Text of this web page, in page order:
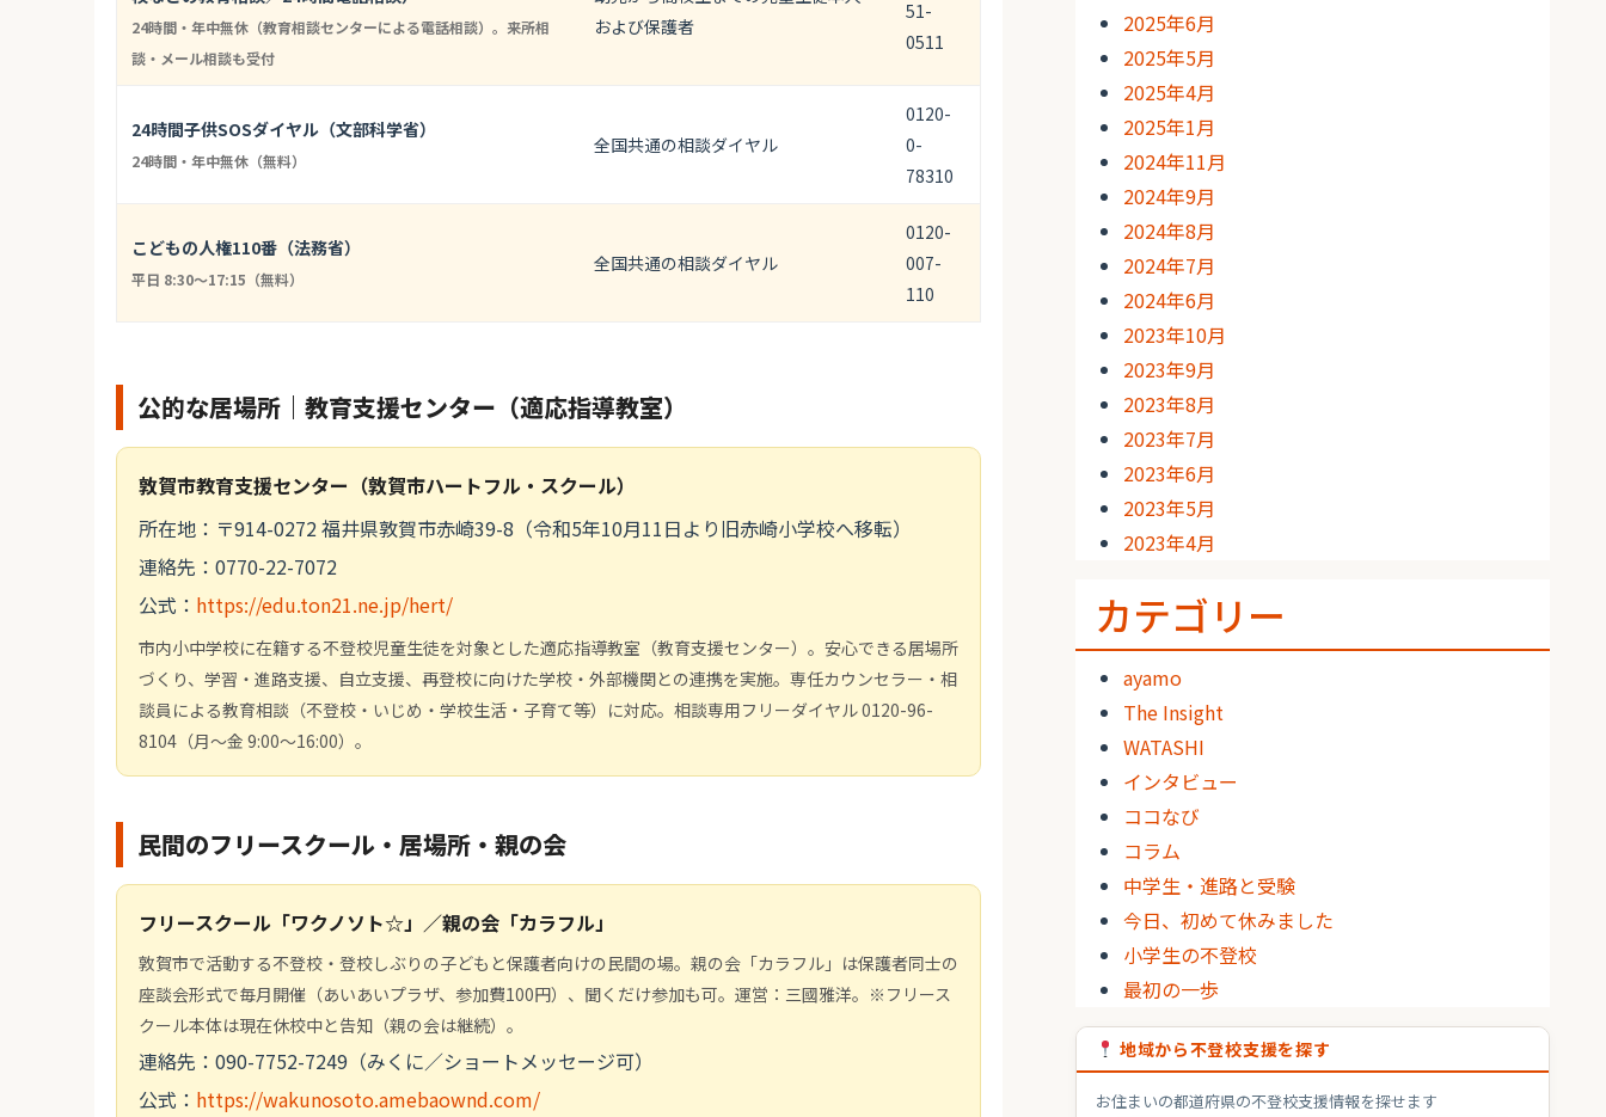
24時間・年中無休（教育相談センターによる電話相談）。来所相
談・メール相談も受付
および保護者
51-
0511
24時間子供SOSダイヤル（文部科学省）
24時間・年中無休（無料）
全国共通の相談ダイヤル
0120-
0-
78310
こどもの人権110番（法務省）
平日 8:30〜17:15（無料）
全国共通の相談ダイヤル
0120-
007-
110
公的な居場所｜教育支援センター（適応指導教室）
敦賀市教育支援センター（敦賀市ハートフル・スクール）
所在地：〒914-0272 福井県敦賀市赤崎39-8（令和5年10月11日より旧赤崎小学校へ移転）
連絡先：0770-22-7072
公式： https://edu.ton21.ne.jp/hert/
市内小中学校に在籍する不登校児童生徒を対象とした適応指導教室（教育支援センター）。安心できる居場所
づくり、学習・進路支援、自立支援、再登校に向けた学校・外部機関との連携を実施。専任カウンセラー・相
談員による教育相談（不登校・いじめ・学校生活・子育て等）に対応。相談専用フリーダイヤル 0120-96-
8104（月～金 9:00～16:00）。
民間のフリースクール・居場所・親の会
フリースクール「ワクノソト☆」／親の会「カラフル」
敦賀市で活動する不登校・登校しぶりの子どもと保護者向けの民間の場。親の会「カラフル」は保護者同士の
座談会形式で毎月開催（あいあいプラザ、参加費100円）、聞くだけ参加も可。運営：三國雅洋。※フリース
クール本体は現在休校中と告知（親の会は継続）。
連絡先：090-7752-7249（みくに／ショートメッセージ可）
公式： https://wakunosoto.amebaownd.com/
2025年6月
2025年5月
2025年4月
2025年1月
2024年11月
2024年9月
2024年8月
2024年7月
2024年6月
2023年10月
2023年9月
2023年8月
2023年7月
2023年6月
2023年5月
2023年4月
カテゴリー
ayamo
The Insight
WATASHI
インタビュー
ココなび
コラム
中学生・進路と受験
今日、初めて休みました
小学生の不登校
最初の一歩
地域から不登校支援を探す
お住まいの都道府県の不登校支援情報を探せます